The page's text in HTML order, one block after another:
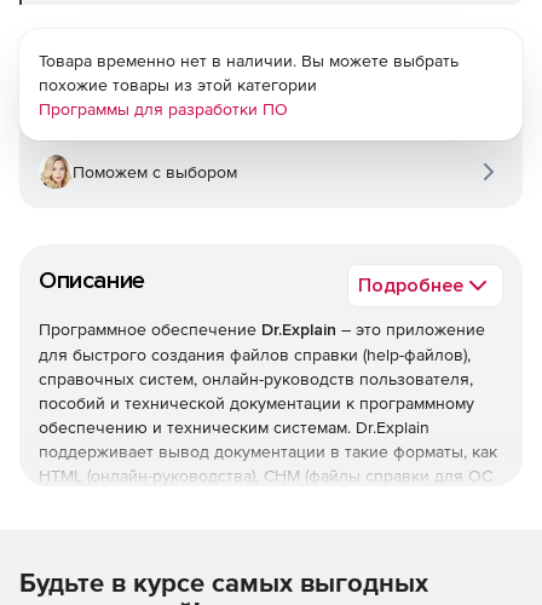
Описание Подробнее
Программное обеспечение Dr.Explain – это приложение
для быстрого создания файлов справки (help-файлов),
справочных систем, онлайн-руководств пользователя,
пособий и технической документации к программному
обеспечению и техническим системам. Dr.Explain
поддерживает вывод документации в такие форматы, как
HTML (онлайн-руководства), CHM (файлы справки для ОС
экранов) окон, автоматически расставляя на них
Товара временно нет в наличии. Вы можете выбрать
похожие товары из этой категории
Программы для разработки ПО
Поможем с выбором
Будьте в курсе самых выгодных